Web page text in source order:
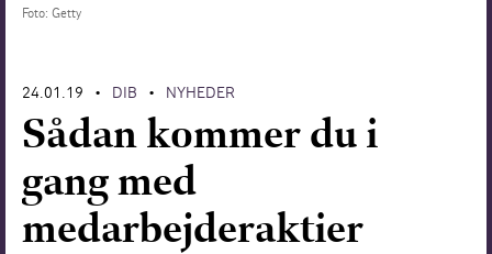
Foto: Getty
24.01.19 • DIB • NYHEDER
Sådan kommer du i
gang med
medarbejderaktier